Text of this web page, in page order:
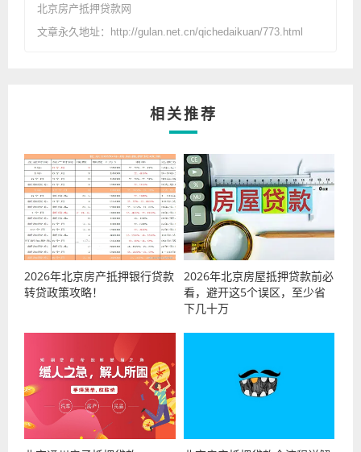
北京房产抵押贷款网
文章永久地址：http://gulan.net.cn/qichedaikuan/773.html
相关推荐
2026年北京房产抵押银行贷款
转贷政策攻略！
2026年北京房屋抵押贷款前必
看，避开这5个误区，至少省
下几十万